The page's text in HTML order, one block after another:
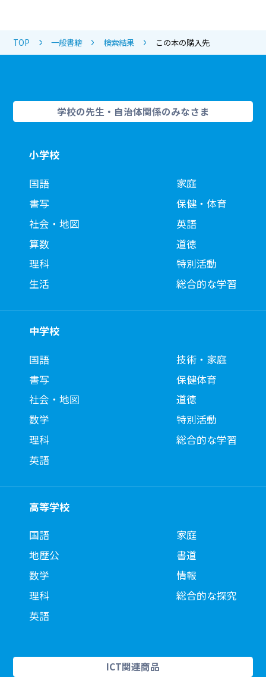
TOP 一般書籍 検索結果 この本の購入先
学校の先生・自治体関係のみなさま
小学校
国語
書写
社会・地図
算数
理科
生活
家庭
保健・体育
英語
道徳
特別活動
総合的な学習
中学校
国語
書写
社会・地図
数学
理科
英語
技術・家庭
保健体育
道徳
特別活動
総合的な学習
高等学校
国語
地歴公
数学
理科
英語
家庭
書道
情報
総合的な探究
ICT関連商品